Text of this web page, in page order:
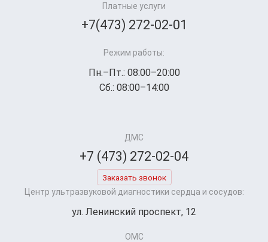
Платные услуги
+7(473) 272-02-01
Режим работы:
Пн.–Пт.: 08:00–20:00
Сб.: 08:00–14:00
ДМС
+7 (473) 272-02-04
Заказать звонок
Центр ультразвуковой диагностики сердца и сосудов:
ул. Ленинский проспект, 12
ОМС